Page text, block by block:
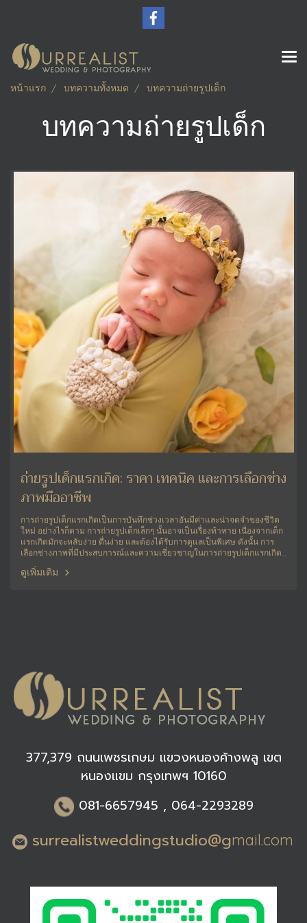
หน้าแรก บทความทั้งหมด บทความถ่ายรูปเด็ก
บทความถ่ายรูปเด็ก
ถ่ายรูปเด็กแรกเกิด: ราคา เทคนิค และการเลือกช่าง
ภาพมืออาชีพ
การถ่ายรูปเด็กแรกเกิดเป็นการบันทึกช่วงเวลาอันมีค่าและน่าจดจำของชีวิต
ใหม่ อย่างไรก็ตาม การถ่ายรูปเด็กเล็กๆ นั้นอาจเป็นเรื่องท้าทาย เนื่องจากเด็ก
แรกเกิดมักจะหลับง่าย ตื่นง่าย และต้องได้รับการดูแลเป็นพิเศษ ดังนั้น การ
เลือกช่างภาพที่มีประสบการณ์และความเชี่ยวชาญในการถ่ายรูปเด็กแรกเกิด
จึงเป็นสิ่งสำคัญอย่างยิ่ง
ดูเพิ่มเติม
377,379 ถนนเพชรเกษม แขวงหนองค้างพลู เขต
หนองแขม กรุงเทพฯ 10160
081-6657945 , 064-2293289
surrealistweddingstudio@gmail.com